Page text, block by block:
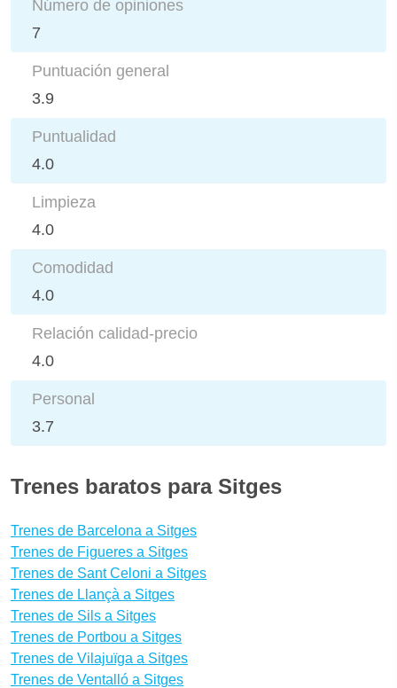
Número de opiniones
7
Puntuación general
3.9
Puntualidad
4.0
Limpieza
4.0
Comodidad
4.0
Relación calidad-precio
4.0
Personal
3.7
Trenes baratos para Sitges
Trenes de Barcelona a Sitges
Trenes de Figueres a Sitges
Trenes de Sant Celoni a Sitges
Trenes de Llançà a Sitges
Trenes de Sils a Sitges
Trenes de Portbou a Sitges
Trenes de Vilajuïga a Sitges
Trenes de Ventalló a Sitges